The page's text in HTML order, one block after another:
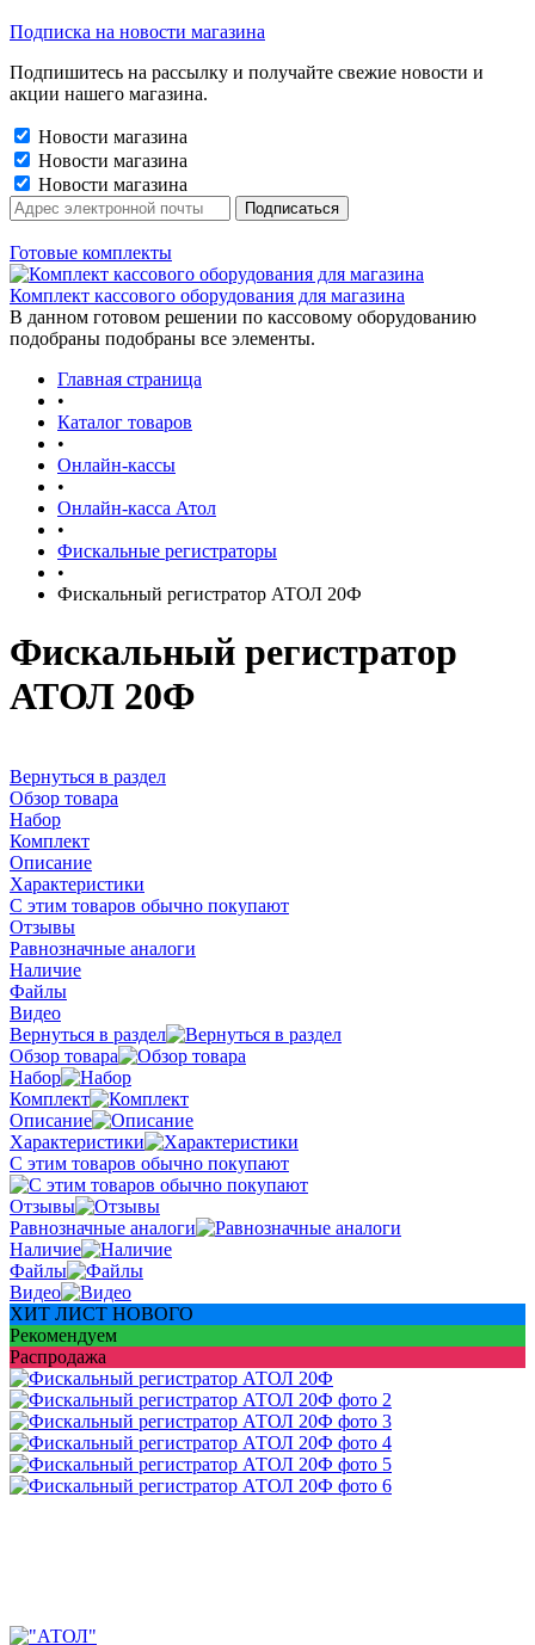
Подписка на новости магазина
Подпишитесь на рассылку и получайте свежие новости и
акции нашего магазина.
Новости магазина
Новости магазина
Новости магазина
Готовые комплекты
Комплект кассового оборудования для магазина
В данном готовом решении по кассовому оборудованию
подобраны подобраны все элементы.
Главная страница
•
Каталог товаров
•
Онлайн-кассы
•
Онлайн-касса Атол
•
Фискальные регистраторы
•
Фискальный регистратор АТОЛ 20Ф
Фискальный регистратор
АТОЛ 20Ф
Вернуться в раздел
Обзор товара
Набор
Комплект
Описание
Характеристики
С этим товаров обычно покупают
Отзывы
Равнозначные аналоги
Наличие
Файлы
Видео
Вернуться в раздел
Обзор товара
Набор
Комплект
Описание
Характеристики
С этим товаров обычно покупают
Отзывы
Равнозначные аналоги
Наличие
Файлы
Видео
ХИТ ЛИСТ НОВОГО
Рекомендуем
Распродажа